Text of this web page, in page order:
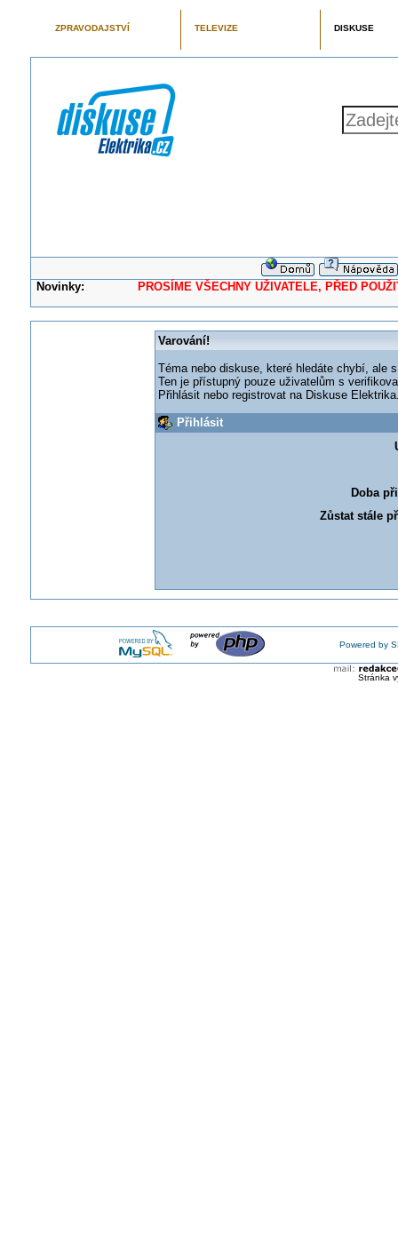
ZPRAVODAJSTVÍ TELEVIZE DISKUSE
Novinky: PROSÍME VŠECHNY UŽIVATELE, PŘED
Varování!
Téma nebo diskuse, které hledáte chybí, ale
Ten je přístupný pouze uživatelům s
Přihlásit nebo registrovat na Diskuse
Přihlásit
Doba
Zůstat stále
Powered by
Stránka